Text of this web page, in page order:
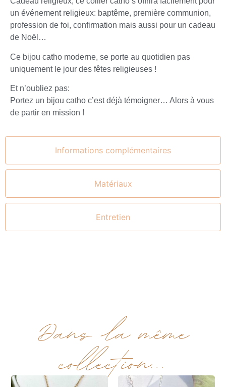
Informations complémentaires
Matériaux
Entretien
un événement religieux: baptême, première communion,
profession de foi, confirmation mais aussi pour un cadeau
de Noël…
Ce bijou catho moderne, se porte au quotidien pas
uniquement le jour des fêtes religieuses !
Et n’oubliez pas:
Portez un bijou catho c’est déjà témoigner… Alors à vous
de partir en mission !
Dans la même
collection...